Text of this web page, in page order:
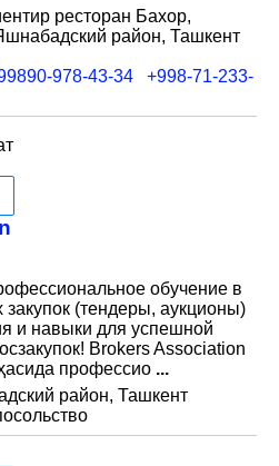
ресторан Бахор,
район, Ташкент
978-43-34
+998-71-233-
обучение в
(тендеры, аукционы)
и навыки для успешной
Brokers Association
профессио ...
район, Ташкент